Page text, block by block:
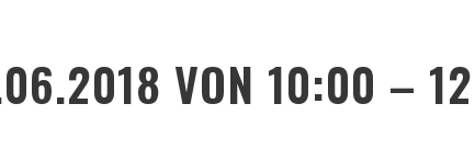
VON 10:00 –